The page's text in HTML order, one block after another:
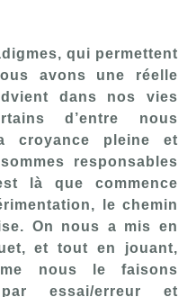
qui permettent
avons une réelle
dans nos vies
d’entre nous
croyance pleine et
responsables
là que commence
le chemin
On nous a mis en
et tout en jouant,
nous le faisons
essai/erreur et